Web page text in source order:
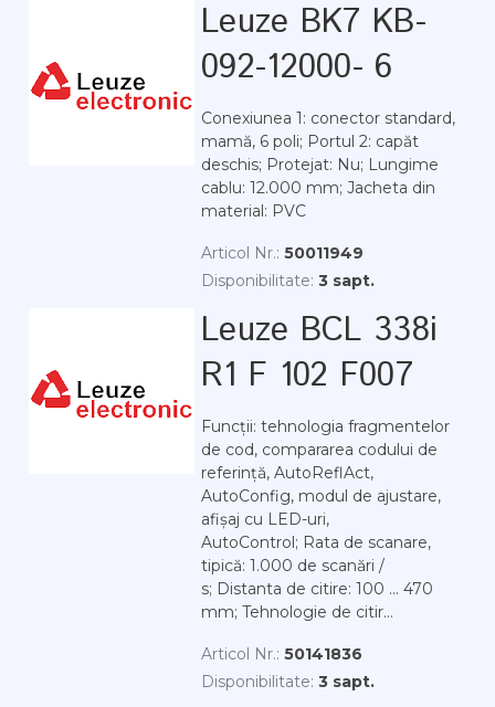
Leuze BK7 KB-
092-12000- 6
Conexiunea 1: conector standard,
mamă, 6 poli; Portul 2: capăt
deschis; Protejat: Nu; Lungime
cablu: 12.000 mm; Jacheta din
material: PVC
Articol Nr.: 50011949
Disponibilitate: 3 sapt.
Leuze BCL 338i
R1 F 102 F007
Funcții: tehnologia fragmentelor
de cod, compararea codului de
referință, AutoReflAct,
AutoConfig, modul de ajustare,
afișaj cu LED-uri,
AutoControl; Rata de scanare,
tipică: 1.000 de scanări /
s; Distanta de citire: 100 ... 470
mm; Tehnologie de citir...
Articol Nr.: 50141836
Disponibilitate: 3 sapt.